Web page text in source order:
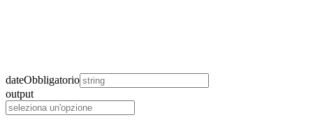
dateObbligatorio
output